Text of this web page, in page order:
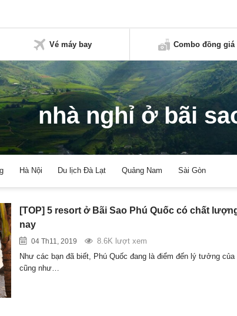
Vé máy bay Combo đồng giá
nhà nghỉ ở bãi
Hà Nội Du lịch Đà Lạt Quảng Nam Sài Gòn
[TOP] 5 resort ở Bãi Sao Phú Quốc có chất
nay
04 Th11, 2019
8.6K lượt xem
Như các bạn đã biết, Phú Quốc đang là điểm đến lý tưởng của
cũng như…